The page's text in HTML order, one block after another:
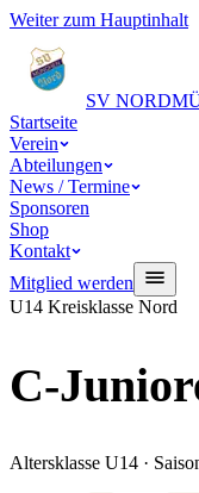
Weiter zum Hauptinhalt
SV NORD
Startseite
Verein
Abteilungen
News / Termine
Sponsoren
Shop
Kontakt
Mitglied werden
U14 Kreisklasse Nord
C-
Altersklasse U14 ·